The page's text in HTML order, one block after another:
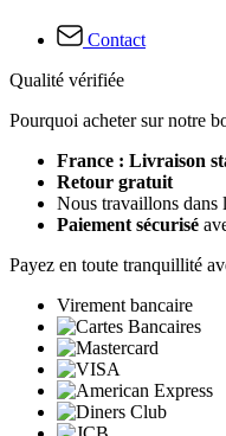
Contact
Qualité vérifiée
Pourquoi acheter sur notre
France : Livraison
Retour gratuit
Nous travaillons dans
Paiement sécurisé
Payez en toute tranquillité
Virement bancaire